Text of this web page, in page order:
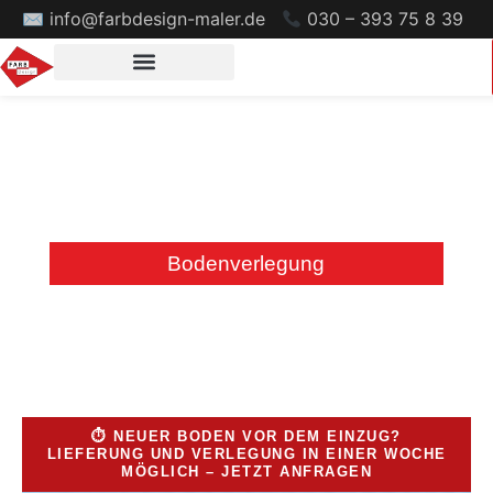
✉ info@farbdesign-maler.de 030 – 393 75 8 39
Bodenverlegung
⏱ NEUER BODEN VOR DEM EINZUG?
LIEFERUNG UND VERLEGUNG IN EINER WOCHE
MÖGLICH – JETZT ANFRAGEN